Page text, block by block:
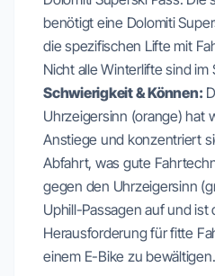
benötigt eine Dolomiti
die spezifischen Lifte mit
Nicht alle Winterlifte sind
Schwierigkeit & Können:
Uhrzeigersinn (orange) hat
Anstiege und konzentriert
Abfahrt, was gute
gegen den Uhrzeigersinn
Uphill-Passagen auf und ist
Herausforderung für fitte
einem E-Bike zu bewältigen.